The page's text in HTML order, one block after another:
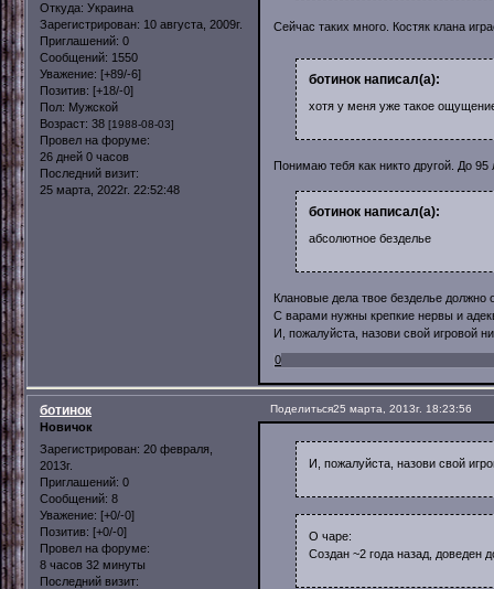
Откуда: Украина
Зарегистрирован: 10 августа, 2009г.
Приглашений: 0
Сообщений: 1550
Уважение: [+89/-6]
Позитив: [+18/-0]
Пол: Мужской
Возраст: 38 [1988-08-03]
Провел на форуме:
26 дней 0 часов
Последний визит:
25 марта, 2022г. 22:52:48
Сейчас таких много. Костяк клана
ботинок написал(а):
хотя у меня уже такое
Понимаю тебя как никто другой. До
ботинок написал(а):
абсолютное безделье
Клановые дела твое безделье должно
С варами нужны крепкие нервы и
И, пожалуйста, назови свой игровой
0
Поделиться25 марта, 2013г. 18:23:56
ботинок
Новичок
Зарегистрирован: 20 февраля,
2013г.
Приглашений: 0
Сообщений: 8
Уважение: [+0/-0]
Позитив: [+0/-0]
Провел на форуме:
8 часов 32 минуты
Последний визит:
И, пожалуйста, назови свой
О чаре:
Создан ~2 года назад, доведен